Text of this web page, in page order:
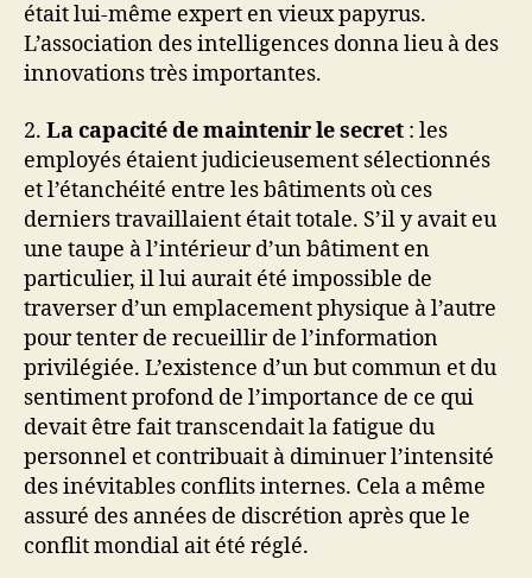
était lui-même expert en vieux papyrus.
L’association des intelligences donna lieu à des
innovations très importantes.
2. La capacité de maintenir le secret : les
employés étaient judicieusement sélectionnés
et l’étanchéité entre les bâtiments où ces
derniers travaillaient était totale. S’il y avait eu
une taupe à l’intérieur d’un bâtiment en
particulier, il lui aurait été impossible de
traverser d’un emplacement physique à l’autre
pour tenter de recueillir de l’information
privilégiée. L’existence d’un but commun et du
sentiment profond de l’importance de ce qui
devait être fait transcendait la fatigue du
personnel et contribuait à diminuer l’intensité
des inévitables conflits internes. Cela a même
assuré des années de discrétion après que le
conflit mondial ait été réglé.